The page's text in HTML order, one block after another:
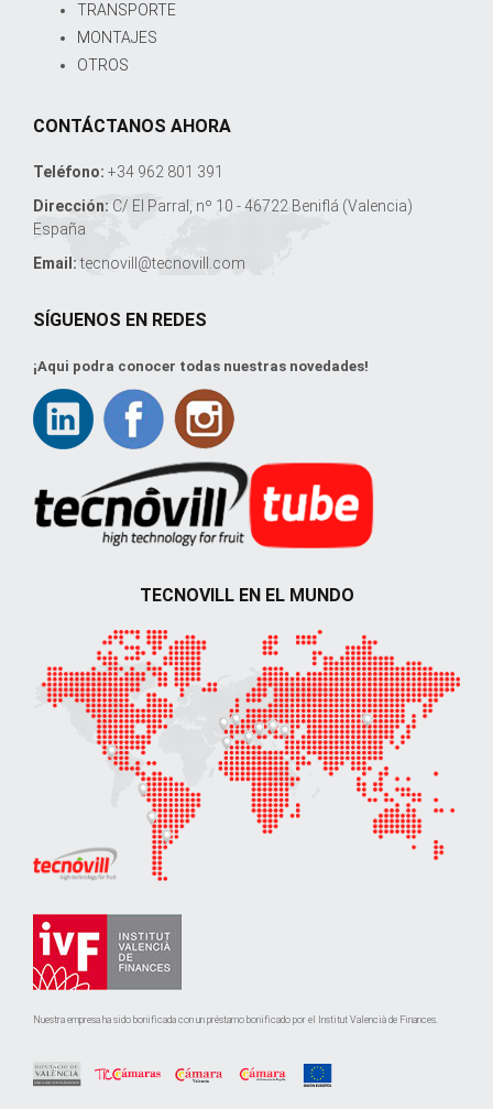
TRANSPORTE
MONTAJES
OTROS
CONTÁCTANOS AHORA
Teléfono: +34 962 801 391
Dirección: C/ El Parral, nº 10 - 46722 Beniflá (Valencia)
España
Email: tecnovill@tecnovill.com
SÍGUENOS EN REDES
¡Aqui podra conocer todas nuestras novedades!
TECNOVILL EN EL MUNDO
Nuestra empresa ha sido bonificada con un préstamo bonificado por el Institut Valencià de Finances.